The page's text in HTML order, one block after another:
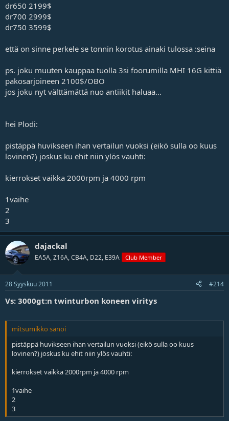
dr650 2199$
dr700 2999$
dr750 3599$
että on sinne perkele se tonnin korotus ainaki tulossa :seina
ps. joku muuten kauppaa tuolla 3si foorumilla MHI 16G kittiä
pakosarjoineen 2100$/OBO
jos joku nyt välttämättä nuo antiikit haluaa...
hei Plodi:
pistäppä huvikseen ihan vertailun vuoksi (eikö sulla oo kuus
lovinen?) joskus ku ehit niin ylös vauhti:
kierrokset vaikka 2000rpm ja 4000 rpm
1vaihe
2
3
dajackal
EA5A, Z16A, CB4A, D22, E39A Club Member
28 Syyskuu 2011 #214
Vs: 3000gt:n twinturbon koneen viritys
mitsumikko sanoi
pistäppä huvikseen ihan vertailun vuoksi (eikö sulla oo kuus
lovinen?) joskus ku ehit niin ylös vauhti:
kierrokset vaikka 2000rpm ja 4000 rpm
1vaihe
2
3